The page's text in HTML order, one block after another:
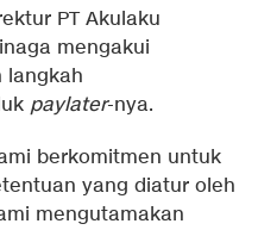
PT Akulaku
mengakui
langkah
paylater-nya.
berkomitmen untuk
yang diatur oleh
mengutamakan